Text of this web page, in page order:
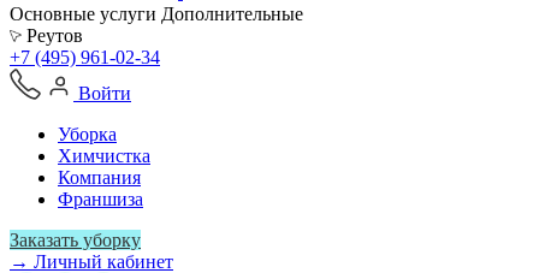
Основные услуги Дополнительные
Реутов
+7 (495) 961-02-34
Войти
Уборка
Химчистка
Компания
Франшиза
Заказать уборку
→ Личный кабинет